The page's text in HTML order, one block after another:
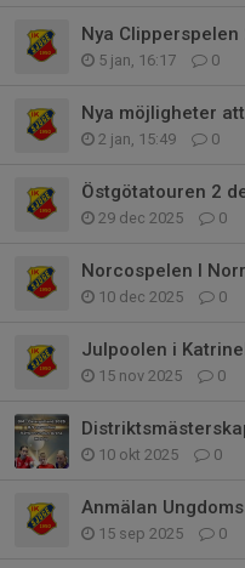
Nya
5 jan, 16:17 0
Nya möjligheter
2 jan, 15:49 0
Östgötatouren 2
29 dec 2025 0
Norcospelen I
10 dec 2025 0
Julpoolen i
15 nov 2025 0
10 okt 2025 0
Anmälan
15 sep 2025 0